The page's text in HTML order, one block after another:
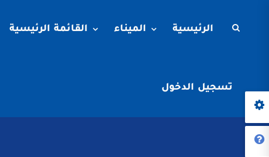
الرئيسية الميناء القائمة الرئيسية
تسجيل الدخول